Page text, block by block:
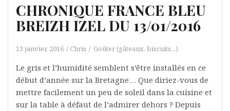
CHRONIQUE FRANCE BLEU
BREIZH IZEL DU 13/01/2016
13 janvier, 2016 Chris Goûter (gâteaux, biscuits...)
Le gris et l’humidité semblent s’être installés en ce
début d’année sur la Bretagne… Que diriez-vous de
mettre facilement un peu de soleil dans la cuisine et
sur la table à défaut de l’admirer dehors ? Depuis